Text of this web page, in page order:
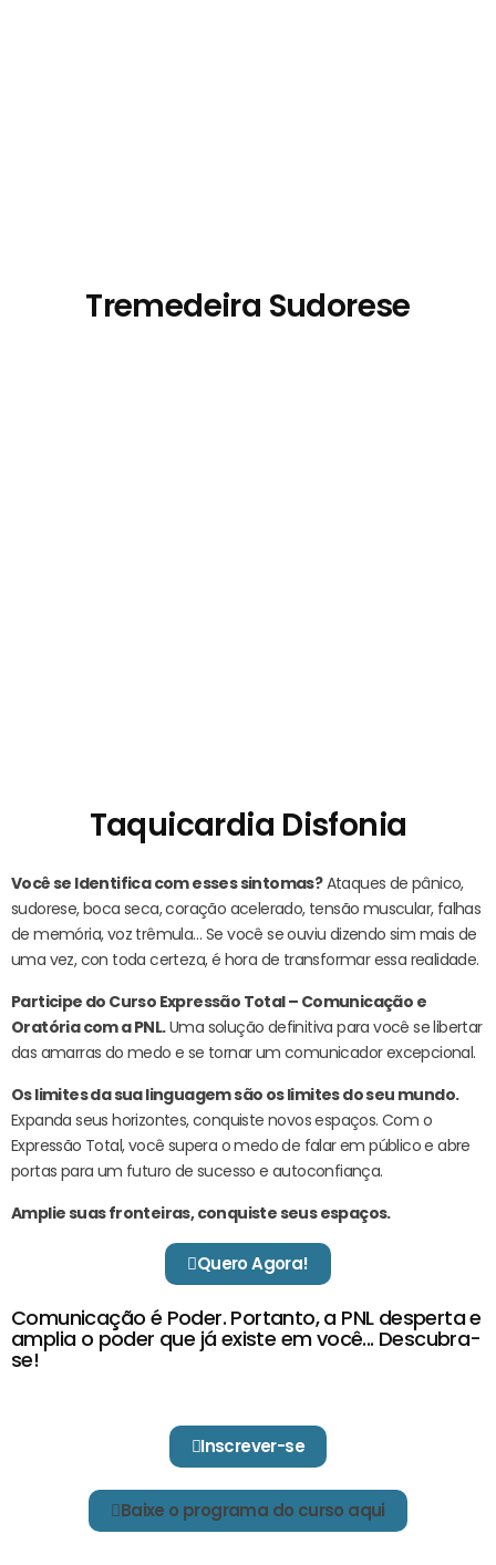
Tremedeira Sudorese
Taquicardia Disfonia
Você se Identifica com esses sintomas?Ataques de pânico,
sudorese, boca seca, coração acelerado, tensão muscular, falhas
de memória, voz trêmula… Se você se ouviu dizendo sim mais de
uma vez, con toda certeza, é hora de transformar essa realidade.
Participe do Curso Expressão Total – Comunicação e
Oratória com a PNL.Uma solução definitiva para você se libertar
das amarras do medo e se tornar um comunicador excepcional.
Os limites da sua linguagem são os limites do seu mundo.
Expanda seus horizontes, conquiste novos espaços. Com o
Expressão Total, você supera o medo de falar em público e abre
portas para um futuro de sucesso e autoconfiança.
Amplie suas fronteiras, conquiste seus espaços.
Quero Agora!
Comunicação é Poder. Portanto, a PNL desperta e
amplia o poder que já existe em você... Descubra-
se!
Inscrever-se
Baixe o programa do curso aqui